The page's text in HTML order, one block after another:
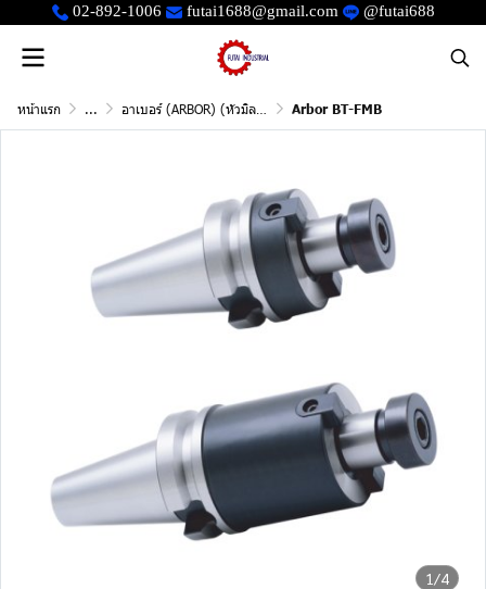
02-892-1006 futai1688@gmail.com @futai688
หน้าแรก ... อาเบอร์ (ARBOR) (หัวมิลลิ่งชัค) Arbor BT-FMB
1/4